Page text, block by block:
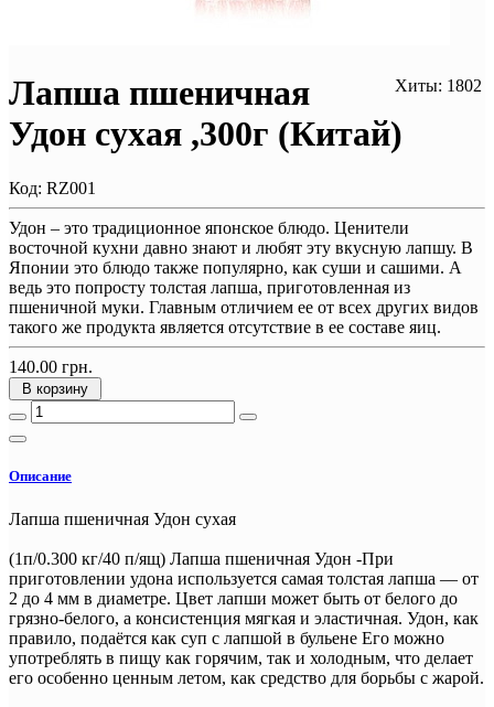
Хиты: 1802
Лапша пшеничная
Удон сухая ,300г (Китай)
Код: RZ001
Удон – это традиционное японское блюдо. Ценители
восточной кухни давно знают и любят эту вкусную лапшу. В
Японии это блюдо также популярно, как суши и сашими. А
ведь это попросту толстая лапша, приготовленная из
пшеничной муки. Главным отличием ее от всех других видов
такого же продукта является отсутствие в ее составе яиц.
140.00 грн.
В корзину
Описание
Лапша пшеничная Удон сухая
(1п/0.300 кг/40 п/ящ) Лапша пшеничная Удон -При
приготовлении удона используется самая толстая лапша — от
2 до 4 мм в диаметре. Цвет лапши может быть от белого до
грязно-белого, а консистенция мягкая и эластичная. Удон, как
правило, подаётся как суп с лапшой в бульене Его можно
употреблять в пищу как горячим, так и холодным, что делает
его особенно ценным летом, как средство для борьбы с жарой.